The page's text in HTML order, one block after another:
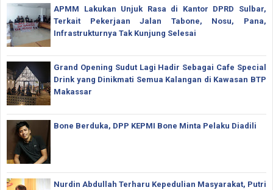
APMM Lakukan Unjuk Rasa di Kantor DPRD Sulbar,
Terkait Pekerjaan Jalan Tabone, Nosu, Pana,
Infrastrukturnya Tak Kunjung Selesai
Grand Opening Sudut Lagi Hadir Sebagai Cafe Special
Drink yang Dinikmati Semua Kalangan di Kawasan BTP
Makassar
Bone Berduka, DPP KEPMI Bone Minta Pelaku Diadili
Nurdin Abdullah Terharu Kepedulian Masyarakat, Putri